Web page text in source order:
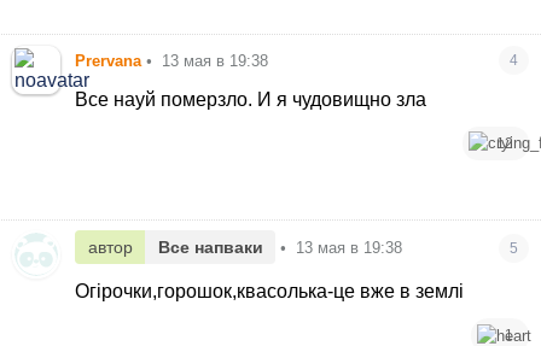
Prervana • 13 мая в 19:38 4
Все науй померзло. И я чудовищно зла
12
автор Все напваки • 13 мая в 19:38 5
Огірочки,горошок,квасолька-це вже в землі
1